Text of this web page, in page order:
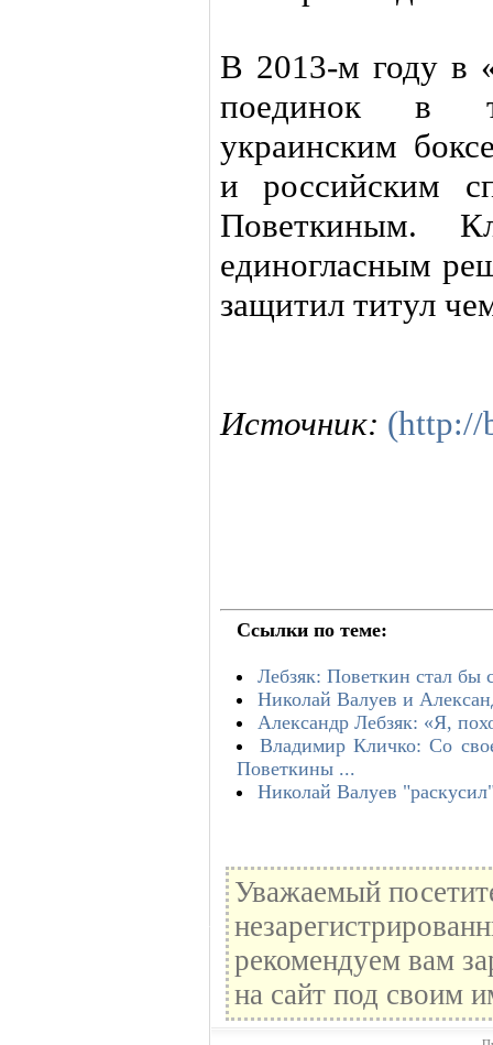
В 2013-м году в
поединок в
украинским
и российским
Поветкиным.
единогласным
защитил титул
Источник: (http://
Ссылки по теме:
Лебзяк: Поветкин стал бы
Николай Валуев и
Александр Лебзяк: «Я,
Владимир Кличко: Со
Поветкины ...
Николай Валуев
Уважаемый
рекомендуем вам
на сайт под своим